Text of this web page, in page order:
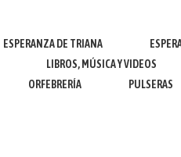
ESPERANZA DE TRIANA
LIBROS, MÚSICA Y VIDEOS
ORFEBRERÍA PULSERAS